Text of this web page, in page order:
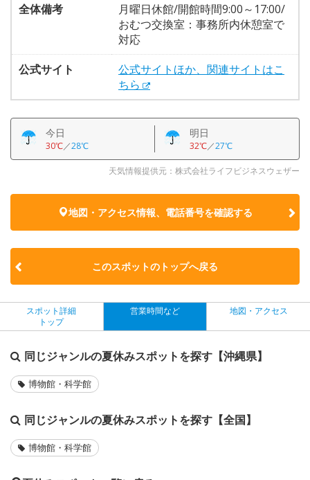
全体備考
月曜日休館/開館時間9:00～17:00/
おむつ交換室：事務所内休憩室で
対応
公式サイト
公式サイトほか、関連サイトはこ
ちら
今日
30℃／28℃
明日
32℃／27℃
天気情報提供元：株式会社ライフビジネスウェザー
地図・アクセス情報、電話番号を確認する
このスポットのトップへ戻る
スポット詳細
トップ
営業時間など 地図・アクセス
同じジャンルの夏休みスポットを探す【沖縄県】
博物館・科学館
同じジャンルの夏休みスポットを探す【全国】
博物館・科学館